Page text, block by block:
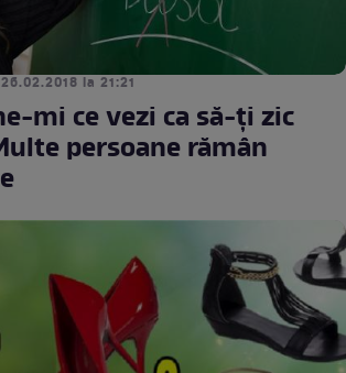
la 21:21
mi ce vezi ca să-ți zic
persoane rămân